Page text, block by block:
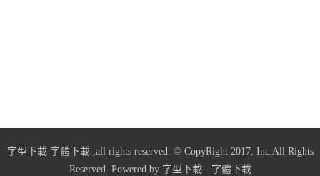
字型下載 字體下載,all rights reserved. © CopyRight 2017, Inc.All Rights
Reserved. Powered by 字型下載- 字體下載